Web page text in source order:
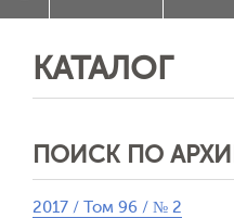
КАТАЛОГ
ПОИСК ПО
2017 / Том 96 / № 2